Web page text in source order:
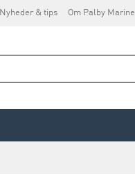
Nyheder & tips Om Palby Marine